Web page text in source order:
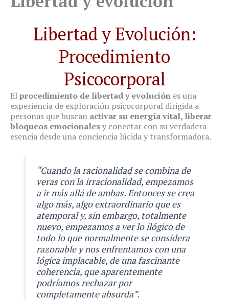
Libertad y Evolución:
Procedimiento
Psicocorporal
Elprocedimiento de libertad y evolución es una
experiencia de exploración psicocorporal dirigida a
personas que buscan activar su energía vital, liberar
bloqueos emocionalesy conectar con su verdadera
esencia desde una conciencia lúcida y transformadora.
“Cuando la racionalidad se combina de
veras con la irracionalidad, empezamos
a ir más allá de ambas. Entonces se crea
algo más, algo extraordinario que es
atemporal y, sin embargo, totalmente
nuevo, empezamos a ver lo ilógico de
todo lo que normalmente se considera
razonable y nos enfrentamos con una
lógica implacable, de una fascinante
coherencia, que aparentemente
podríamos rechazar por
completamente absurda”.